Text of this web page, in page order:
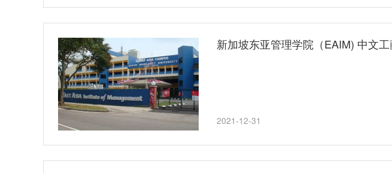
新加坡东亚管理学院（EAIM) 中文
2021-12-31